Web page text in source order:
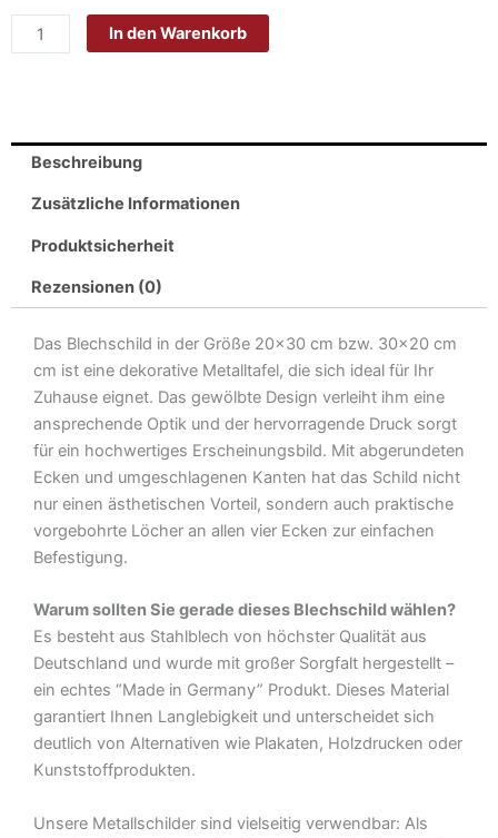
-
Spruch
Golden
Hund
Metall
Deko
Menge
In den Warenkorb
Beschreibung
Zusätzliche Informationen
Produktsicherheit
Rezensionen (0)
Das Blechschild in der Größe 20×30 cm bzw. 30×20 cm
cm ist eine dekorative Metalltafel, die sich ideal für Ihr
Zuhause eignet. Das gewölbte Design verleiht ihm eine
ansprechende Optik und der hervorragende Druck sorgt
für ein hochwertiges Erscheinungsbild. Mit abgerundeten
Ecken und umgeschlagenen Kanten hat das Schild nicht
nur einen ästhetischen Vorteil, sondern auch praktische
vorgebohrte Löcher an allen vier Ecken zur einfachen
Befestigung.
Warum sollten Sie gerade dieses Blechschild wählen?
Es besteht aus Stahlblech von höchster Qualität aus
Deutschland und wurde mit großer Sorgfalt hergestellt –
ein echtes “Made in Germany” Produkt. Dieses Material
garantiert Ihnen Langlebigkeit und unterscheidet sich
deutlich von Alternativen wie Plakaten, Holzdrucken oder
Kunststoffprodukten.
Unsere Metallschilder sind vielseitig verwendbar: Als